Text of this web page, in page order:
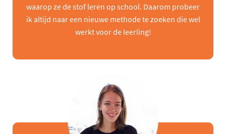
waarop ze de stof leren op school. Daarom probeer
ik altijd naar een nieuwe methode te zoeken die wel
werkt voor de leerling!